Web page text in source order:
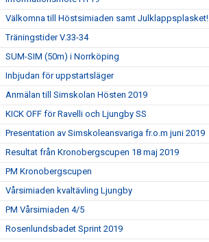
Välkomna till Höstsimiaden samt Julklappsplasket!
Träningstider V.33-34
SUM-SIM (50m) i Norrköping
Inbjudan för uppstartsläger
Anmälan till Simskolan Hösten 2019
KICK OFF för Ravelli och Ljungby SS
Presentation av Simskoleansvariga fr.o.m juni 2019
Resultat från Kronobergscupen 18 maj 2019
PM Kronobergscupen
Vårsimiaden kvaltävling Ljungby
PM Vårsimiaden 4/5
Rosenlundsbadet Sprint 2019